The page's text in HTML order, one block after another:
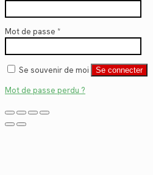
Mot de passe *
Se souvenir de moi Se connecter
Mot de passe perdu ?